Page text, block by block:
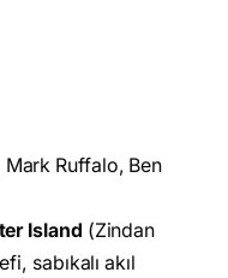
Ruffalo, Ben
Island (Zindan
sabıkalı akıl